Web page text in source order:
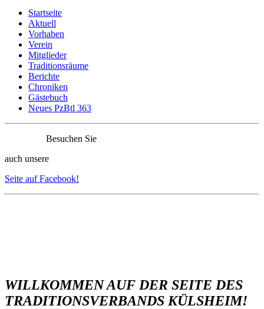
Startseite
Aktuell
Vorhaben
Verein
Mitglieder
Traditionsräume
Berichte
Chroniken
Gästebuch
Neues PzBtl 363
Besuchen Sie
auch unsere
Seite auf Facebook!
WILLKOMMEN AUF DER SEITE DES
TRADITIONSVERBANDS KÜLSHEIM!